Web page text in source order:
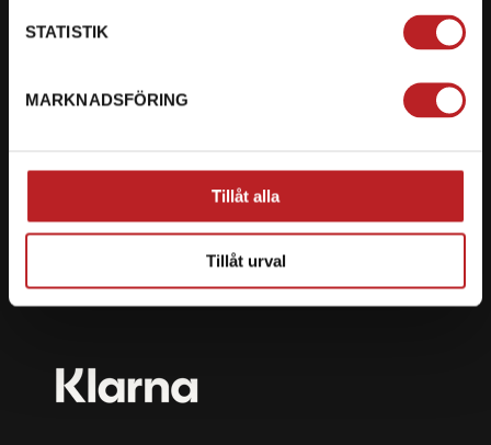
STATISTIK
MARKNADSFÖRING
Tillåt alla
Tillåt urval
Ryckepungsvägen 3, 79177 Falun
Vi erbjuder flera olika betalsätt. Dina köp är alltid
skyddade med krypteringsteknik.